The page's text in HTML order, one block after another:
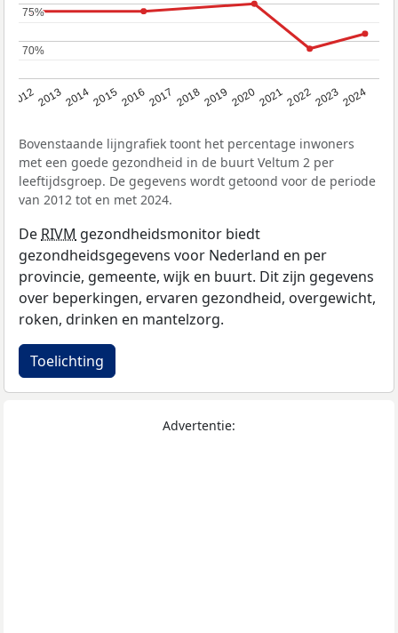
201220132014201520162017 20182019 20202021202220232024
70%
70%
75%
75%
Bovenstaande lijngrafiek toont het percentage inwoners
met een goede gezondheid in de buurt Veltum 2 per
leeftijdsgroep. De gegevens wordt getoond voor de periode
van 2012 tot en met 2024.
De RIVM gezondheidsmonitor biedt
gezondheidsgegevens voor Nederland en per
provincie, gemeente, wijk en buurt. Dit zijn gegevens
over beperkingen, ervaren gezondheid, overgewicht,
roken, drinken en mantelzorg.
Toelichting
Advertentie: